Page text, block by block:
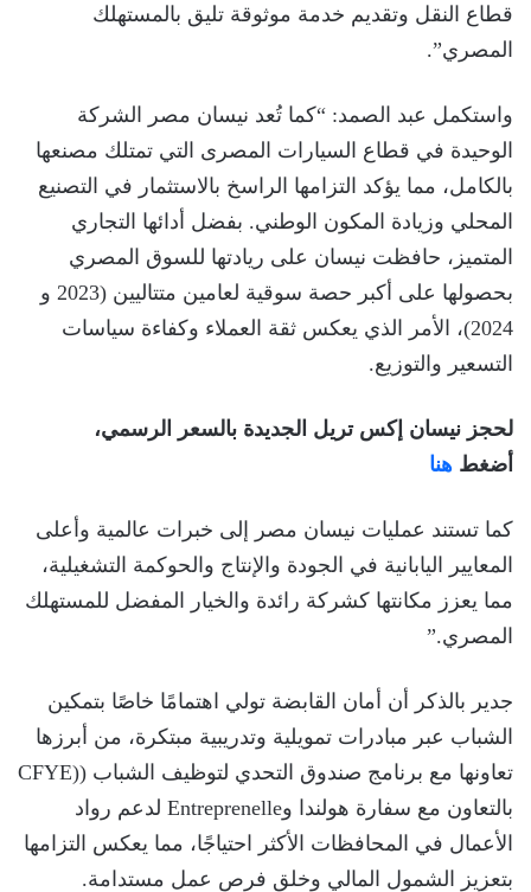
قطاع النقل وتقديم خدمة موثوقة تليق بالمستهلك
المصري”.
واستكمل عبد الصمد: “كما تُعد نيسان مصر الشركة
الوحيدة في قطاع السيارات المصرى التي تمتلك مصنعها
بالكامل، مما يؤكد التزامها الراسخ بالاستثمار في التصنيع
المحلي وزيادة المكون الوطني. بفضل أدائها التجاري
المتميز، حافظت نيسان على ريادتها للسوق المصري
بحصولها على أكبر حصة سوقية لعامين متتاليين (2023 و
2024)، الأمر الذي يعكس ثقة العملاء وكفاءة سياسات
التسعير والتوزيع.
لحجز نيسان إكس تريل الجديدة بالسعر الرسمي،
أضغط هنا
كما تستند عمليات نيسان مصر إلى خبرات عالمية وأعلى
المعايير اليابانية في الجودة والإنتاج والحوكمة التشغيلية،
مما يعزز مكانتها كشركة رائدة والخيار المفضل للمستهلك
المصري.”
جدير بالذكر أن أمان القابضة تولي اهتمامًا خاصًا بتمكين
الشباب عبر مبادرات تمويلية وتدريبية مبتكرة، من أبرزها
تعاونها مع برنامج صندوق التحدي لتوظيف الشباب ((CFYE
بالتعاون مع سفارة هولندا وEntreprenelle لدعم رواد
الأعمال في المحافظات الأكثر احتياجًا، مما يعكس التزامها
بتعزيز الشمول المالي وخلق فرص عمل مستدامة.